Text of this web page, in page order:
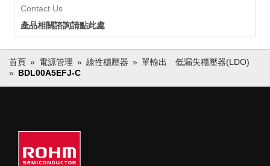
Contact Us
產品相關諮詢請點此處
首頁 電源管理 線性穩壓器
單輸出 低漏失穩壓器(LDO)
BDL00A5EFJ-C